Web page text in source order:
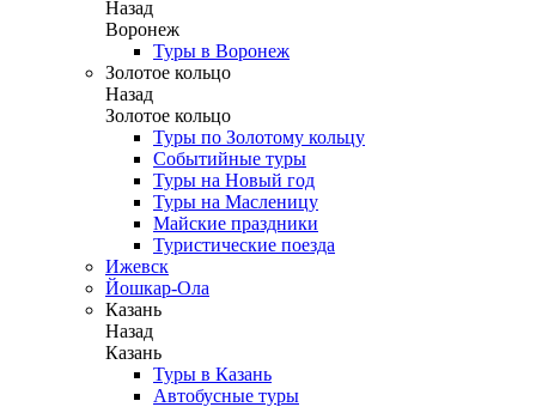
Назад
Воронеж
Туры в Воронеж
Золотое кольцо
Назад
Золотое кольцо
Туры по Золотому кольцу
Событийные туры
Туры на Новый год
Туры на Масленицу
Майские праздники
Туристические поезда
Ижевск
Йошкар-Ола
Казань
Назад
Казань
Туры в Казань
Автобусные туры